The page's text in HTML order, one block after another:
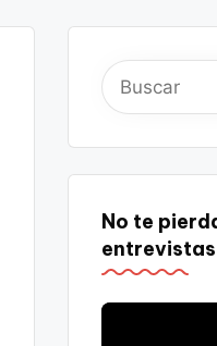
No te
entrevistas